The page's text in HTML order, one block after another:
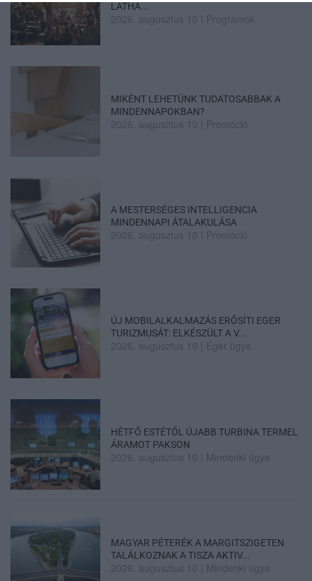
LÁTHA...
2026. augusztus 10 Programok
MIKÉNT LEHETÜNK TUDATOSABBAK A
MINDENNAPOKBAN?
2026. augusztus 10 Promóció
A MESTERSÉGES INTELLIGENCIA
MINDENNAPI ÁTALAKULÁSA
2026. augusztus 10 Promóció
ÚJ MOBILALKALMAZÁS ERŐSÍTI EGER
TURIZMUSÁT: ELKÉSZÜLT A V...
2026. augusztus 10 Eger ügye
HÉTFŐ ESTÉTŐL ÚJABB TURBINA TERMEL
ÁRAMOT PAKSON
2026. augusztus 10 Mindenki ügye
MAGYAR PÉTERÉK A MARGITSZIGETEN
TALÁLKOZNAK A TISZA AKTIV...
2026. augusztus 10 Mindenki ügye